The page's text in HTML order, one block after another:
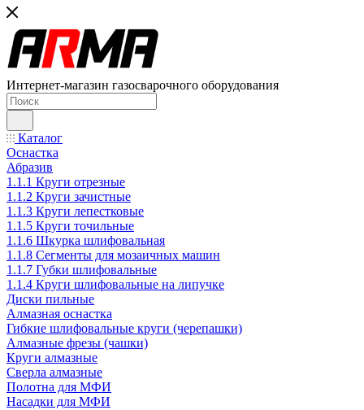
Интернет-магазин газосварочного оборудования
Каталог
Оснастка
Абразив
1.1.1 Круги отрезные
1.1.2 Круги зачистные
1.1.3 Круги лепестковые
1.1.5 Круги точильные
1.1.6 Шкурка шлифовальная
1.1.8 Сегменты для мозаичных машин
1.1.7 Губки шлифовальные
1.1.4 Круги шлифовальные на липучке
Диски пильные
Алмазная оснастка
Гибкие шлифовальные круги (черепашки)
Алмазные фрезы (чашки)
Круги алмазные
Сверла алмазные
Полотна для МФИ
Насадки для МФИ